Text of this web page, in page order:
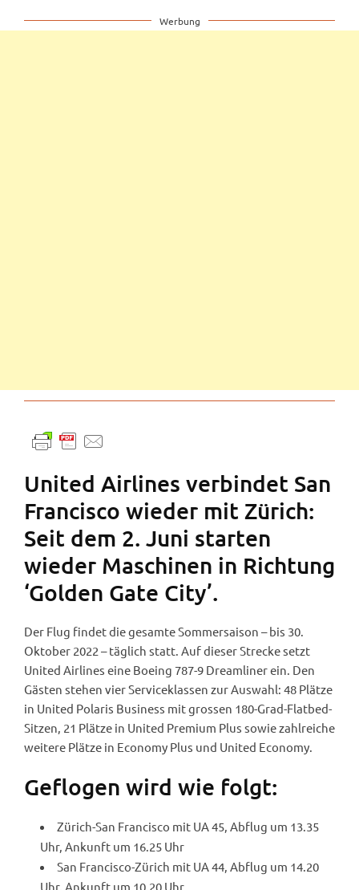
Werbung
United Airlines verbindet San
Francisco wieder mit Zürich:
Seit dem 2. Juni starten
wieder Maschinen in Richtung
‘Golden Gate City’.
Der Flug findet die gesamte Sommersaison – bis 30.
Oktober 2022 – täglich statt. Auf dieser Strecke setzt
United Airlines eine Boeing 787-9 Dreamliner ein. Den
Gästen stehen vier Serviceklassen zur Auswahl: 48 Plätze
in United Polaris Business mit grossen 180-Grad-Flatbed-
Sitzen, 21 Plätze in United Premium Plus sowie zahlreiche
weitere Plätze in Economy Plus und United Economy.
Geflogen wird wie folgt:
Zürich-San Francisco mit UA 45, Abflug um 13.35
Uhr, Ankunft um 16.25 Uhr
San Francisco-Zürich mit UA 44, Abflug um 14.20
Uhr, Ankunft um 10.20 Uhr